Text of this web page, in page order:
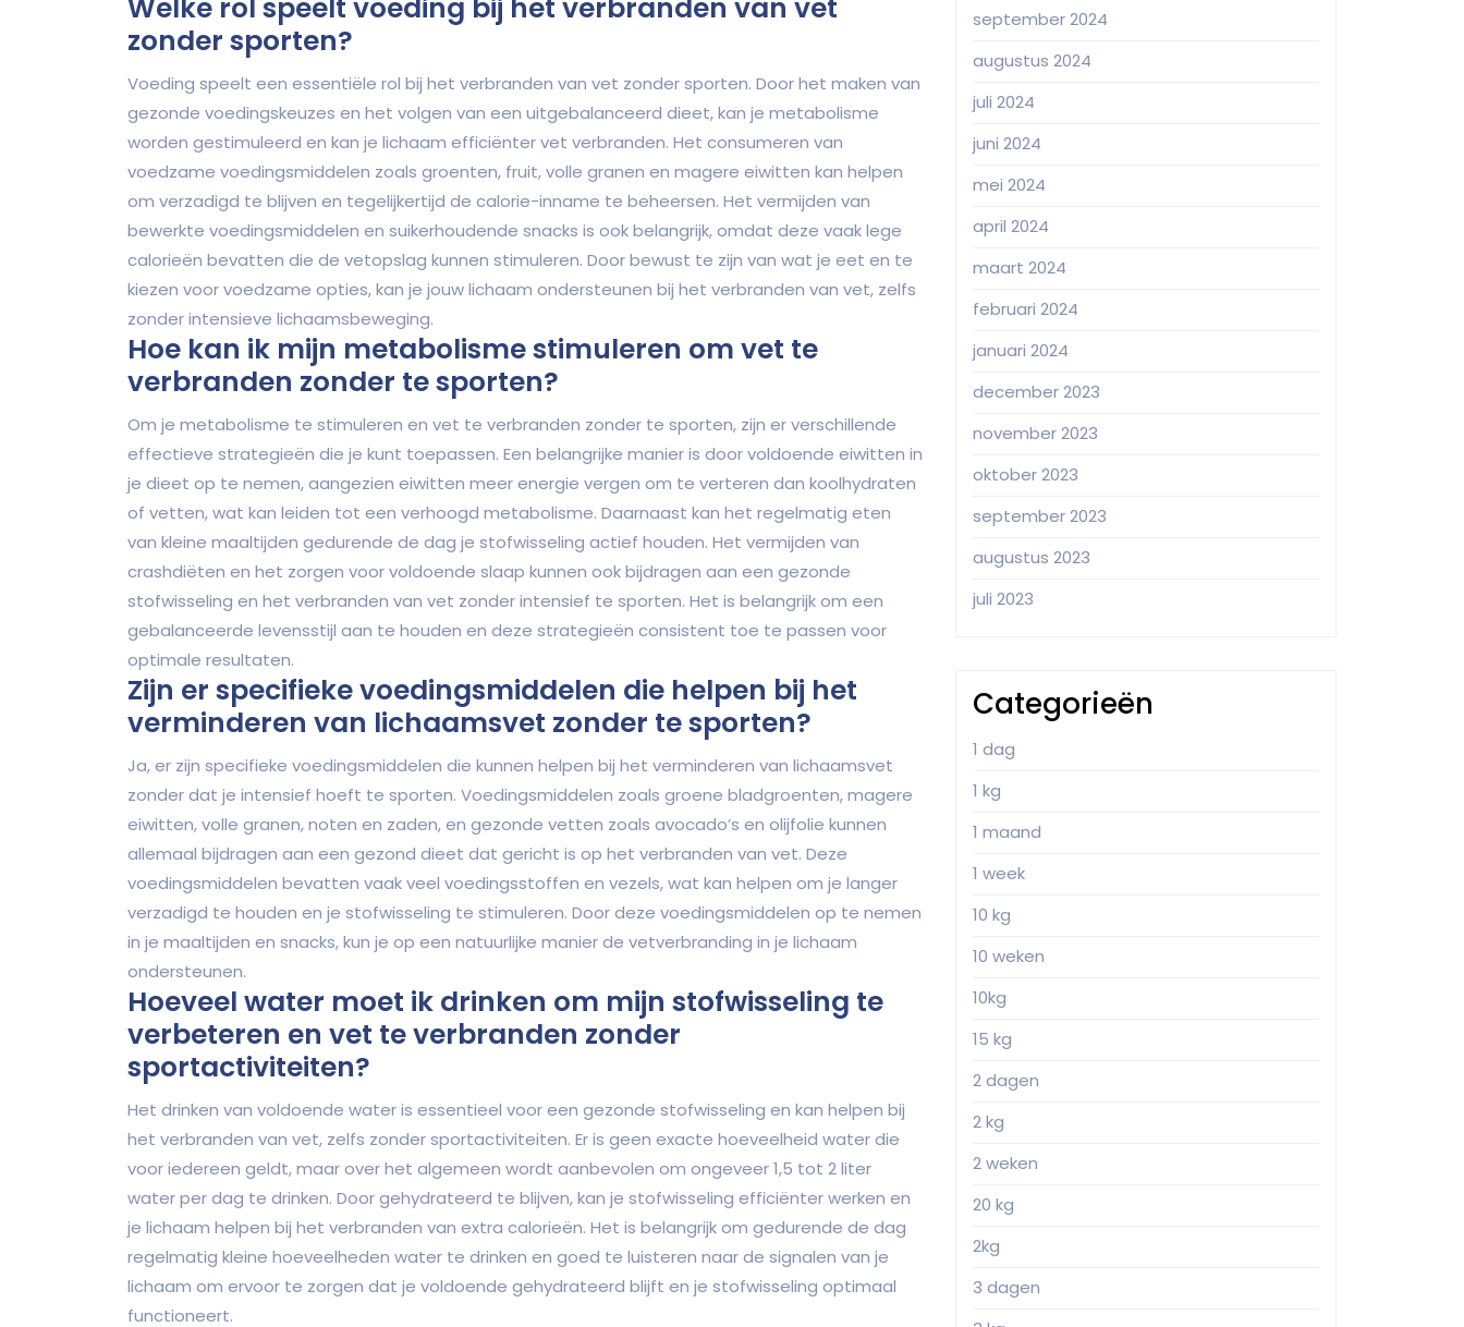
Welke rol speelt voeding bij het verbranden van vet
zonder sporten?
Voeding speelt een essentiële rol bij het verbranden van vet zonder sporten. Door het maken van
gezonde voedingskeuzes en het volgen van een uitgebalanceerd dieet, kan je metabolisme
worden gestimuleerd en kan je lichaam efficiënter vet verbranden. Het consumeren van
voedzame voedingsmiddelen zoals groenten, fruit, volle granen en magere eiwitten kan helpen
om verzadigd te blijven en tegelijkertijd de calorie-inname te beheersen. Het vermijden van
bewerkte voedingsmiddelen en suikerhoudende snacks is ook belangrijk, omdat deze vaak lege
calorieën bevatten die de vetopslag kunnen stimuleren. Door bewust te zijn van wat je eet en te
kiezen voor voedzame opties, kan je jouw lichaam ondersteunen bij het verbranden van vet, zelfs
zonder intensieve lichaamsbeweging.
Hoe kan ik mijn metabolisme stimuleren om vet te
verbranden zonder te sporten?
Om je metabolisme te stimuleren en vet te verbranden zonder te sporten, zijn er verschillende
effectieve strategieën die je kunt toepassen. Een belangrijke manier is door voldoende eiwitten in
je dieet op te nemen, aangezien eiwitten meer energie vergen om te verteren dan koolhydraten
of vetten, wat kan leiden tot een verhoogd metabolisme. Daarnaast kan het regelmatig eten
van kleine maaltijden gedurende de dag je stofwisseling actief houden. Het vermijden van
crashdiëten en het zorgen voor voldoende slaap kunnen ook bijdragen aan een gezonde
stofwisseling en het verbranden van vet zonder intensief te sporten. Het is belangrijk om een
gebalanceerde levensstijl aan te houden en deze strategieën consistent toe te passen voor
optimale resultaten.
Zijn er specifieke voedingsmiddelen die helpen bij het
verminderen van lichaamsvet zonder te sporten?
Ja, er zijn specifieke voedingsmiddelen die kunnen helpen bij het verminderen van lichaamsvet
zonder dat je intensief hoeft te sporten. Voedingsmiddelen zoals groene bladgroenten, magere
eiwitten, volle granen, noten en zaden, en gezonde vetten zoals avocado’s en olijfolie kunnen
allemaal bijdragen aan een gezond dieet dat gericht is op het verbranden van vet. Deze
voedingsmiddelen bevatten vaak veel voedingsstoffen en vezels, wat kan helpen om je langer
verzadigd te houden en je stofwisseling te stimuleren. Door deze voedingsmiddelen op te nemen
in je maaltijden en snacks, kun je op een natuurlijke manier de vetverbranding in je lichaam
ondersteunen.
Hoeveel water moet ik drinken om mijn stofwisseling te
verbeteren en vet te verbranden zonder
sportactiviteiten?
Het drinken van voldoende water is essentieel voor een gezonde stofwisseling en kan helpen bij
het verbranden van vet, zelfs zonder sportactiviteiten. Er is geen exacte hoeveelheid water die
voor iedereen geldt, maar over het algemeen wordt aanbevolen om ongeveer 1,5 tot 2 liter
water per dag te drinken. Door gehydrateerd te blijven, kan je stofwisseling efficiënter werken en
je lichaam helpen bij het verbranden van extra calorieën. Het is belangrijk om gedurende de dag
regelmatig kleine hoeveelheden water te drinken en goed te luisteren naar de signalen van je
lichaam om ervoor te zorgen dat je voldoende gehydrateerd blijft en je stofwisseling optimaal
functioneert.
september 2024
augustus 2024
juli 2024
juni 2024
mei 2024
april 2024
maart 2024
februari 2024
januari 2024
december 2023
november 2023
oktober 2023
september 2023
augustus 2023
juli 2023
Categorieën
1 dag
1 kg
1 maand
1 week
10 kg
10 weken
10kg
15 kg
2 dagen
2 kg
2 weken
20 kg
2kg
3 dagen